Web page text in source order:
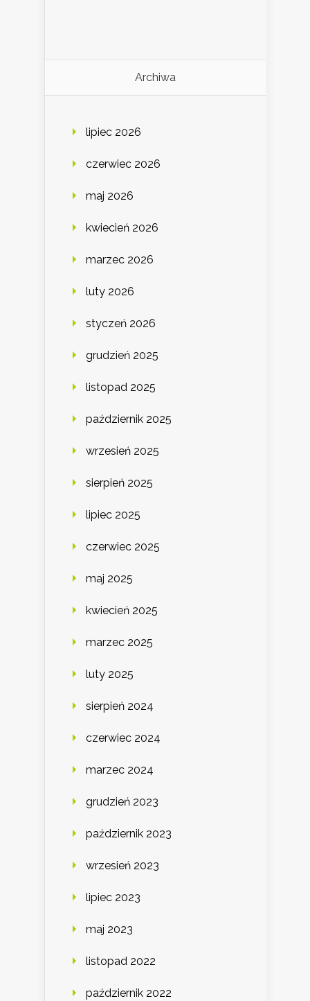
Archiwa
lipiec 2026
czerwiec 2026
maj 2026
kwiecień 2026
marzec 2026
luty 2026
styczeń 2026
grudzień 2025
listopad 2025
październik 2025
wrzesień 2025
sierpień 2025
lipiec 2025
czerwiec 2025
maj 2025
kwiecień 2025
marzec 2025
luty 2025
sierpień 2024
czerwiec 2024
marzec 2024
grudzień 2023
październik 2023
wrzesień 2023
lipiec 2023
maj 2023
listopad 2022
październik 2022